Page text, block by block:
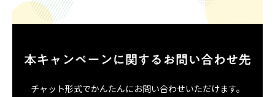
チャット形式でかんたんにお問い合わせいただけます。